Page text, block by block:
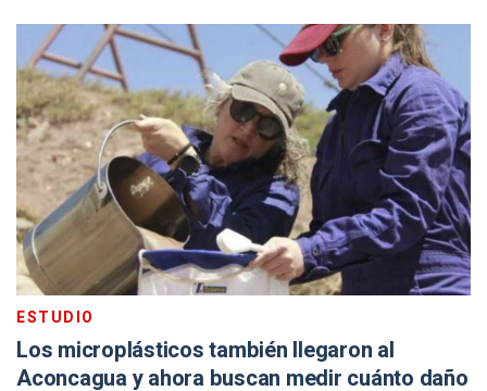
ESTUDIO
Los microplásticos también llegaron al
Aconcagua y ahora buscan medir cuánto daño